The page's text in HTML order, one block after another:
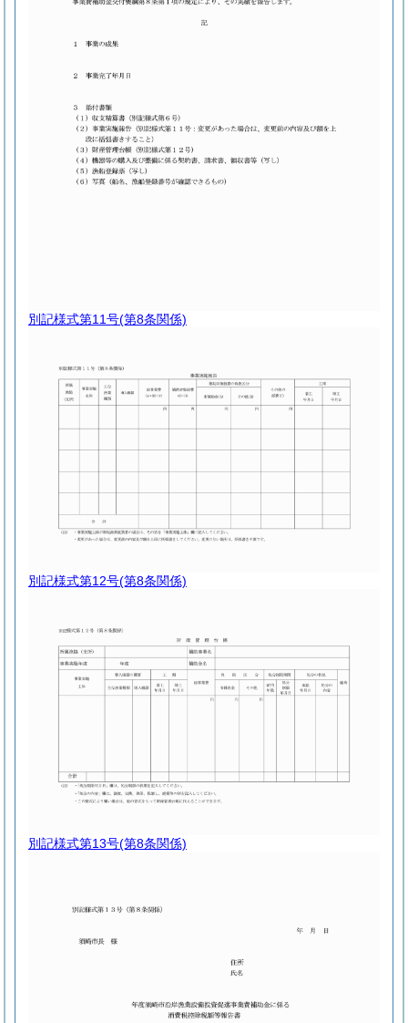
別記様式第11号(第8条関係)
別記様式第12号(第8条関係)
別記様式第13号(第8条関係)